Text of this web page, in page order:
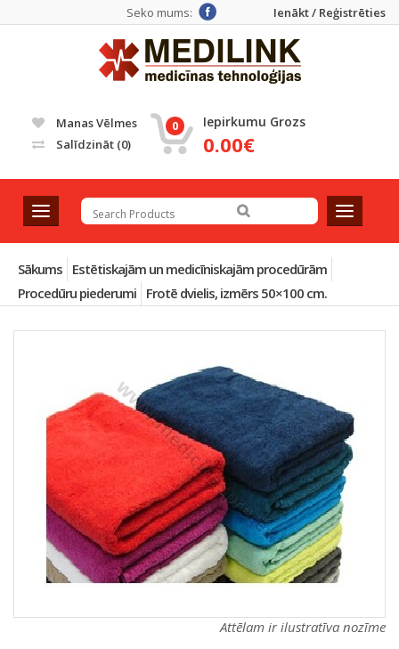
Ienākt / Reģistrēties
Seko mums:
Manas Vēlmes
Salīdzināt (0)
0 Iepirkumu Grozs
0.00€
T
o
g
g
e
a
n
T
o
g
e
a
t
i
o
n
Sākums Estētiskajām un medicīniskajām procedūrām
Procedūru piederumi Frotē dvielis, izmērs 50×100 cm.
Attēlam ir ilustratīva nozīme